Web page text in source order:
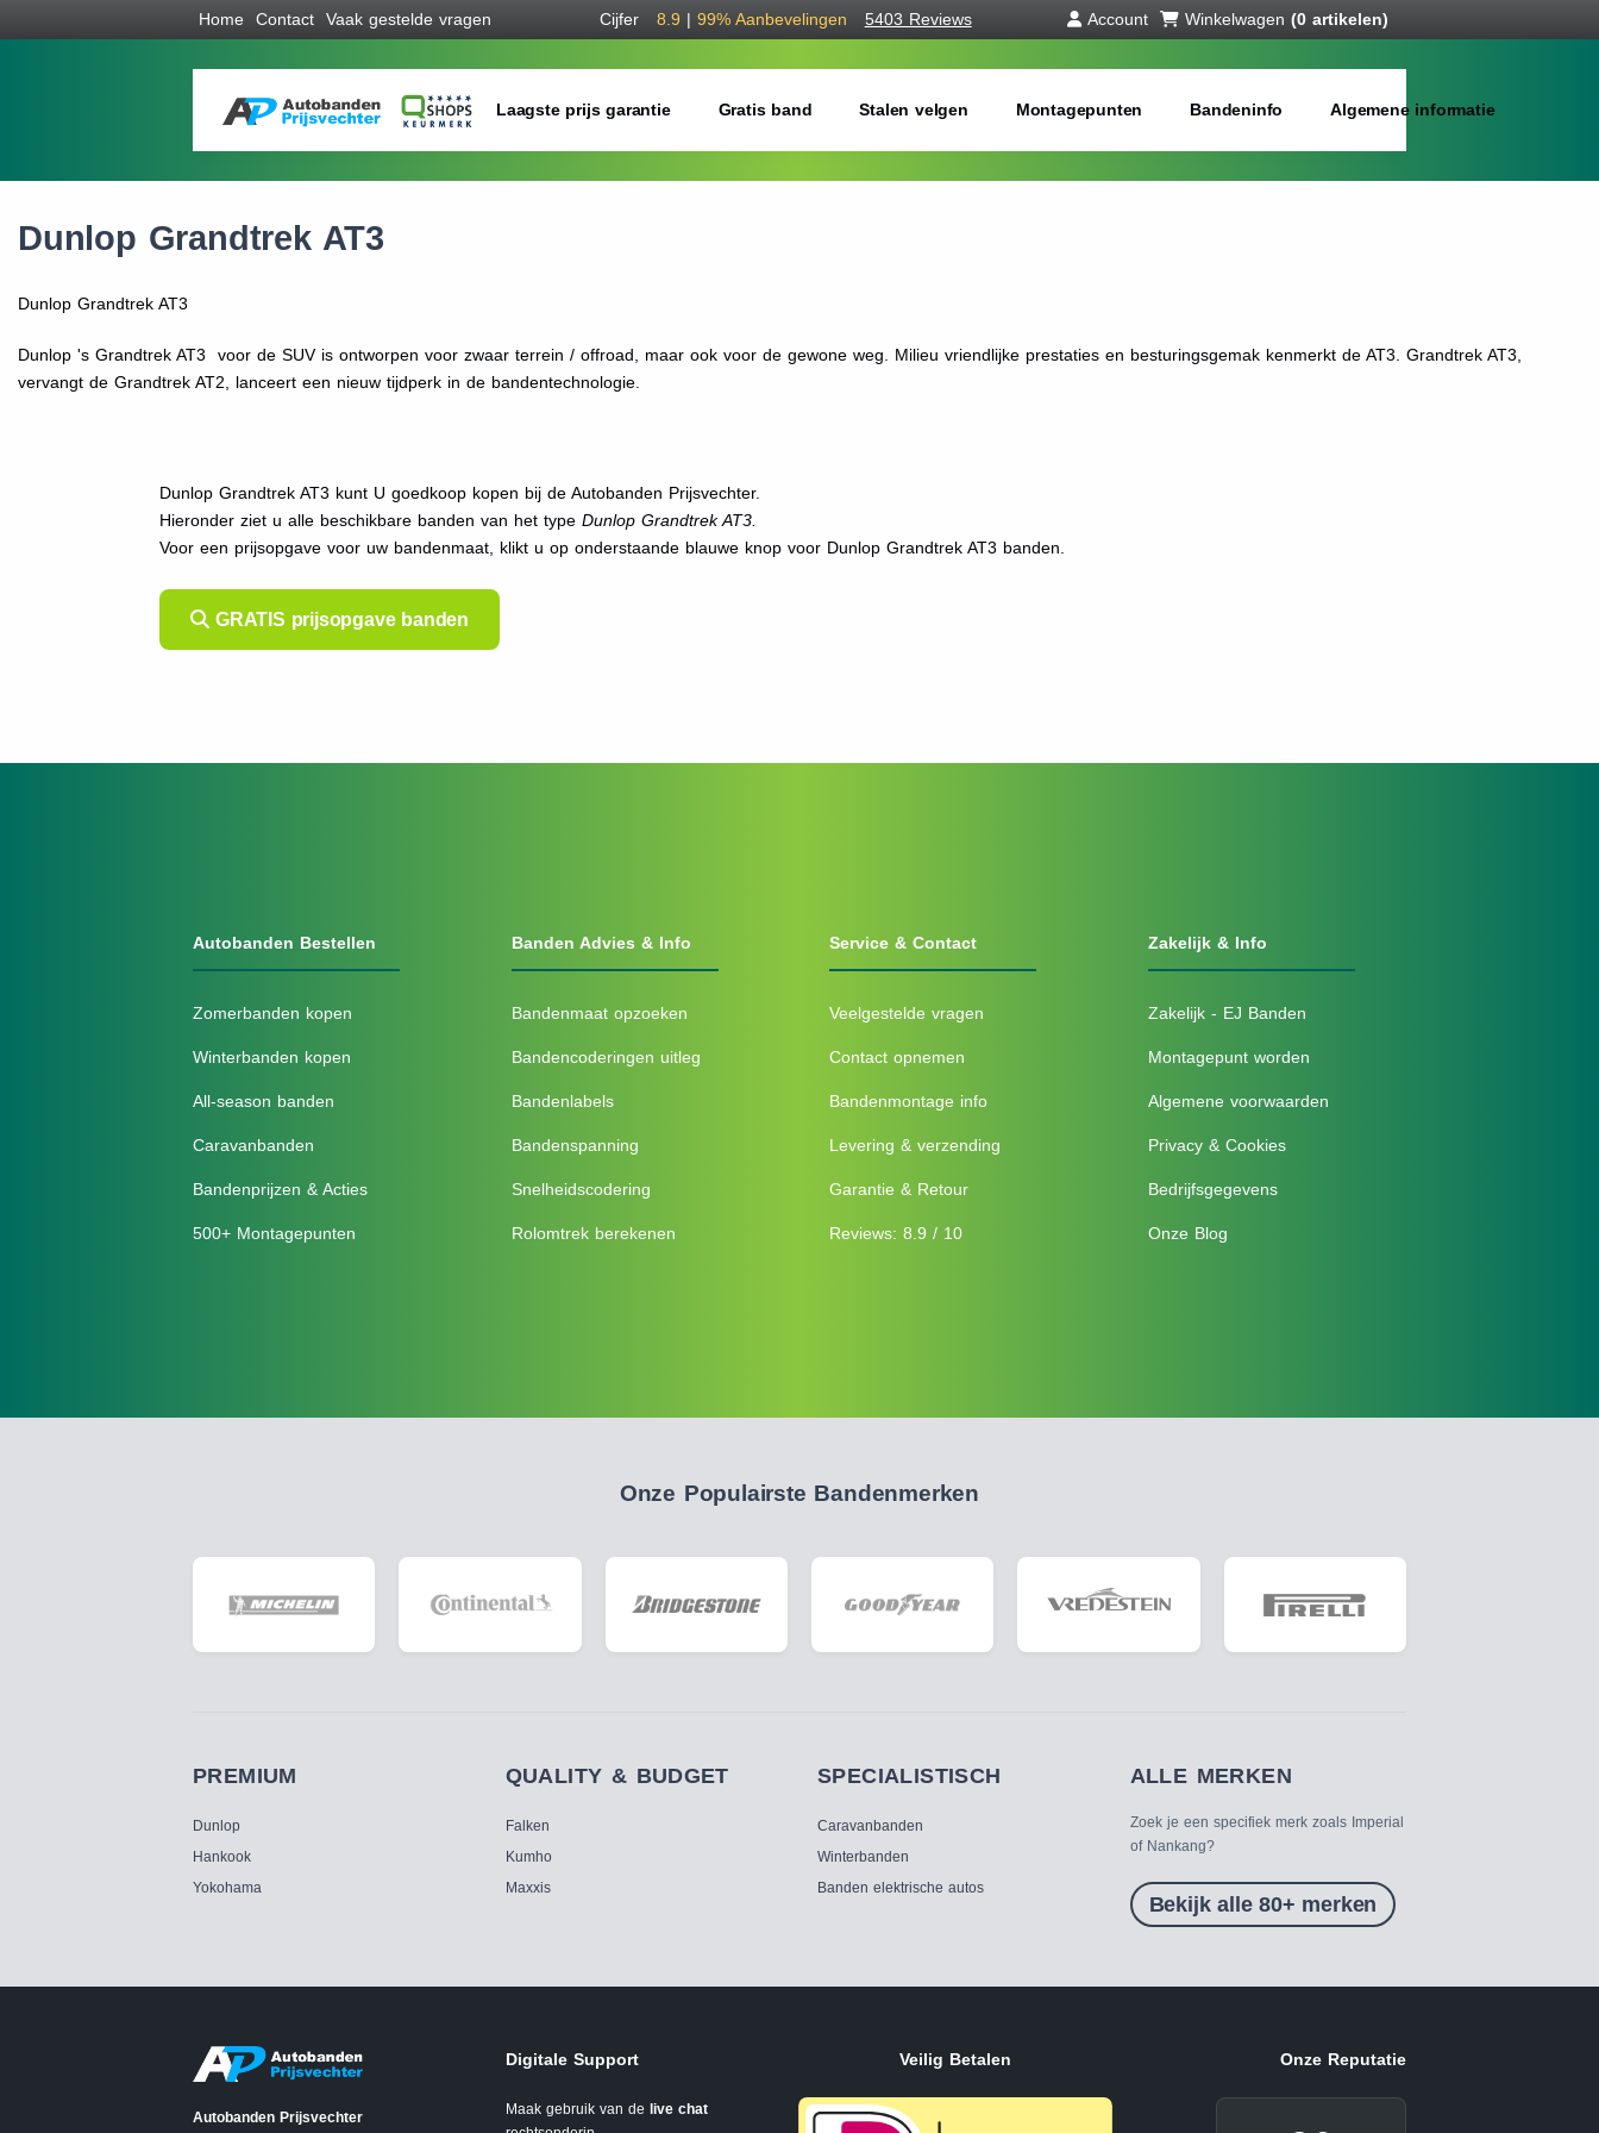
Home Contact Vaak gestelde vragen Cijfer 8.9 | 99% Aanbevelingen 5403 Reviews Account Winkelwagen (0 artikelen)
Laagste prijs garantie Gratis band Stalen velgen Montagepunten Bandeninfo Algemene informatie
Dunlop Grandtrek AT3
Dunlop Grandtrek AT3
Dunlop 's Grandtrek AT3 voor de SUV is ontworpen voor zwaar terrein / offroad, maar ook voor de gewone weg. Milieu vriendlijke prestaties en besturingsgemak kenmerkt de AT3. Grandtrek AT3,
vervangt de Grandtrek AT2, lanceert een nieuw tijdperk in de bandentechnologie.
Dunlop Grandtrek AT3 kunt U goedkoop kopen bij de Autobanden Prijsvechter.
Hieronder ziet u alle beschikbare banden van het typeDunlop Grandtrek AT3.
Voor een prijsopgave voor uw bandenmaat, klikt u op onderstaande blauwe knop voor Dunlop Grandtrek AT3 banden.
GRATIS prijsopgave banden
Autobanden Bestellen
Zomerbanden kopen
Winterbanden kopen
All-season banden
Caravanbanden
Bandenprijzen & Acties
500+ Montagepunten
Banden Advies & Info
Bandenmaat opzoeken
Bandencoderingen uitleg
Bandenlabels
Bandenspanning
Snelheidscodering
Rolomtrek berekenen
Service & Contact
Veelgestelde vragen
Contact opnemen
Bandenmontage info
Levering & verzending
Garantie & Retour
Reviews: 8.9 / 10
Zakelijk & Info
Zakelijk - EJ Banden
Montagepunt worden
Algemene voorwaarden
Privacy & Cookies
Bedrijfsgegevens
Onze Blog
Onze Populairste Bandenmerken
PREMIUM
Dunlop
Hankook
Yokohama
QUALITY & BUDGET
Falken
Kumho
Maxxis
SPECIALISTISCH
Caravanbanden
Winterbanden
Banden elektrische autos
ALLE MERKEN
Zoek je een specifiek merk zoals Imperial
of Nankang?
Bekijk alle 80+ merken
Autobanden Prijsvechter
Digitale Support
Maak gebruik van de live chat
Veilig Betalen Onze Reputatie